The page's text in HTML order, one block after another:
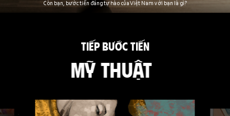
Còn bạn, bước tiến đáng tự hào của Việt Nam với bạn là gì?
TIẾP BƯỚC TIẾN
MỸ THUẬT